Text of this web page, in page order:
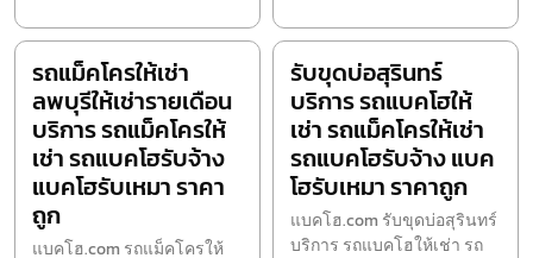
รถแม็คโครให้เช่า
ลพบุรีให้เช่ารายเดือน
บริการ รถแม็คโครให้
เช่า รถแบคโฮรับจ้าง
แบคโฮรับเหมา ราคา
ถูก
แบคโฮ.com รถแม็คโครให้
รับขุดบ่อสุรินทร์
บริการ รถแบคโฮให้
เช่า รถแม็คโครให้เช่า
รถแบคโฮรับจ้าง แบค
โฮรับเหมา ราคาถูก
แบคโฮ.com รับขุดบ่อสุรินทร์
บริการ รถแบคโฮให้เช่า รถ